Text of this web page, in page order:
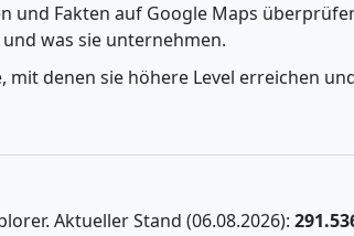
Fakten auf Google Maps
was sie unternehmen.
denen sie höhere Level erreichen
Aktueller Stand (06.08.2026):